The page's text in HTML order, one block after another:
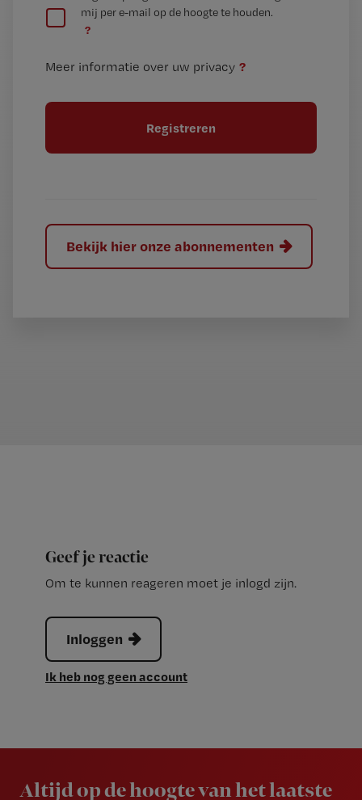
t
e
t
t
l
mij per e-mail op de hoogte te houden.
?
Meer informatie over uw privacy ?
Bekijk hier onze abonnementen
Geef je reactie
Om te kunnen reageren moet je inlogd zijn.
Inloggen
Ik heb nog geen account
Altijd op de hoogte van het laatste